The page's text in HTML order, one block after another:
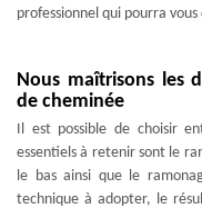
professionnel qui pourra
Nous maîtrisons les
de cheminée
Il est possible de choisir
essentiels à retenir sont le
le bas ainsi que le
technique à adopter, le